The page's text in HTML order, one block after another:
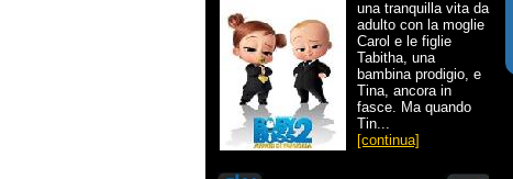
una tranquilla vita da
adulto con la moglie
Carol e le figlie
Tabitha, una
bambina prodigio, e
Tina, ancora in
fasce. Ma quando
Tin...
[continua]